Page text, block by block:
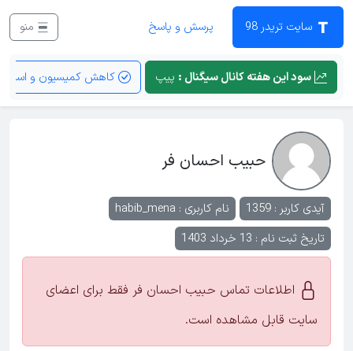
سایت تریدر 98 پرسش و پاسخ
سود این هفته کانال سیگنال : پیپ کاهش کمیسیون و اسپرد
حبیب احسان فر
آیدی کاربر : 1359 نام کاربری : habib_mena
تاریخ ثبت نام : 13 خرداد 1403
اطلاعات تماس حبیب احسان فر فقط برای اعضای
سایت قابل مشاهده است.